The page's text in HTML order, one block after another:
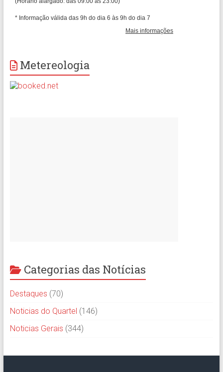
Metereologia
Categorias das Notícias
Destaques (70)
Noticias do Quartel (146)
Noticias Gerais (344)